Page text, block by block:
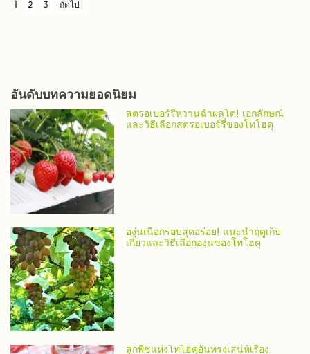
1 2 3 ถัดไป
อันดับบทความยอดนิยม
สตรอเบอร์รี่หวานฉ่ำผลโต! เอกลักษณ์
และวิธีเลือกสตรอเบอร์รี่ของโทโฮคุ
องุ่นเนื้อกรอบสุดอร่อย! แนะนำฤดูเก็บ
เกี่ยวและวิธีเลือกองุ่นของโทโฮคุ
ลูกพีชแห่งโทโฮคุอันทรงเสน่ห์เรื่อง